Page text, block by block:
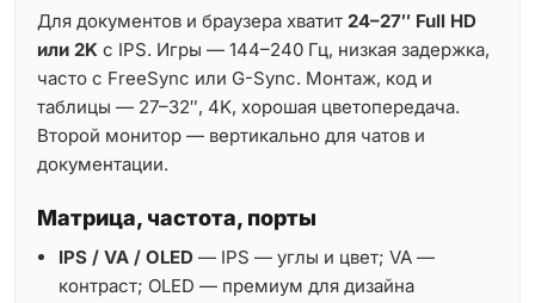
Для документов и браузера хватит 24–27″ Full HD
или 2K с IPS. Игры — 144–240 Гц, низкая задержка,
часто с FreeSync или G-Sync. Монтаж, код и
таблицы — 27–32″, 4K, хорошая цветопередача.
Второй монитор — вертикально для чатов и
документации.
Матрица, частота, порты
IPS / VA / OLED — IPS — углы и цвет; VA —
контраст; OLED — премиум для дизайна